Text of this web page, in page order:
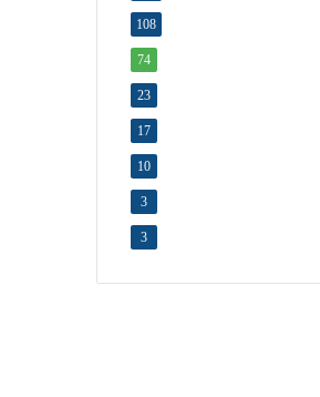
108
74
23
17
10
3
3